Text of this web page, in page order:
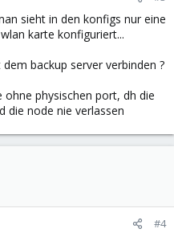
sieht in den konfigs nur eine
karte konfiguriert...
backup server verbinden ?
physischen port, dh die
die node nie verlassen
#4